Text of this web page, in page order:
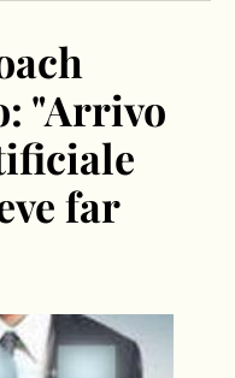
"Arrivo
far